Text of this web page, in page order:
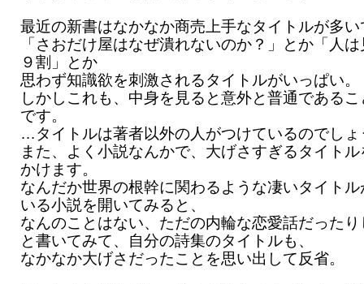
最近の新書はなかなか商売上手なタイトルが多
「さおだけ屋はなぜ潰れないのか？」とか「人
９割」とか
思わず知識欲を刺激されるタイトルがいっぱい。
しかしこれも、中身を見ると意外と普通である
です。
…タイトルは著者以外の人がつけているのでしょ
また、よく小説なんかで、大げさすぎるタイト
かけます。
なんだか世界の根幹に関わるような凄いタイト
いる小説を開いてみると、
なんのことはない、ただの内輪な恋愛話だった
と書いてみて、自分の詩集のタイトルも、
なかなか大げさだったことを思い出して反省。